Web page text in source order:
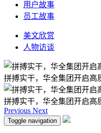
用户故事
员工故事
美文欣赏
人物访谈
拼搏实干，华全集团开启高
拼搏实干，华全集团开启高
Previous Next
Toggle navigation